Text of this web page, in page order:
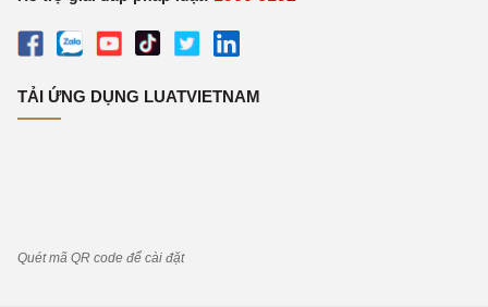
TẢI ỨNG DỤNG LUATVIETNAM
Quét mã QR code để cài đặt